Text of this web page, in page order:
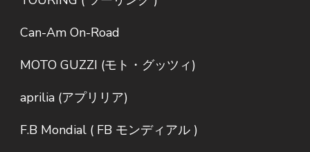
Can-Am On-Road
MOTO GUZZI (モト・グッツィ)
aprilia (アプリリア)
F.B Mondial ( FB モンディアル )